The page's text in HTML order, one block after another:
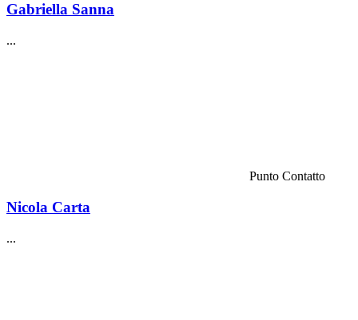
Gabriella Sanna
...
Punto Contatto
Nicola Carta
...